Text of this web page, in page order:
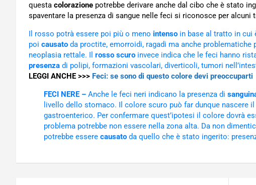
questa colorazione potrebbe derivare anche dal cibo che è stato
spaventare la presenza di sangue nelle feci si riconosce per
Il rosso potrà essere poi più o meno intenso in base al tratto in cui
poi causato da proctite, emorroidi, ragadi ma anche
neoplasia rettale. Il rosso scuro invece indica che le feci hanno
presenza di polipi, formazioni vascolari, diverticoli, tumori
LEGGI ANCHE >>> Feci: se sono di questo colore devi preoccuparti
FECI NERE – Anche le feci neri indicano la presenza di
livello dello stomaco. Il colore scuro può far dunque nascere
gastroenterico. Per confermare quest’ipotesi il colore dovrà
problema potrebbe non essere nella zona alta. Da non
potrebbe essere causato da quello che è stato ingerito: